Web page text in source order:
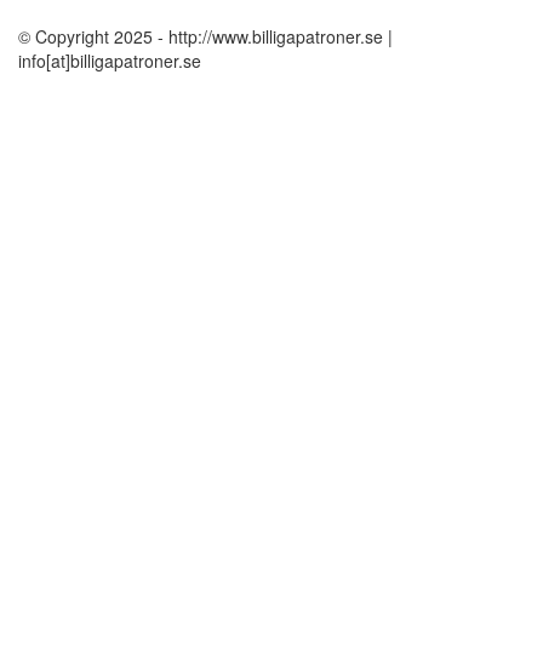
© Copyright 2025 - http://www.billigapatroner.se |
info[at]billigapatroner.se